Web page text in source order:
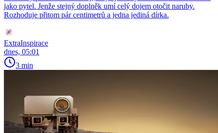
jako pytel. Jenže stejný doplněk umí celý dojem otočit naruby.
Rozhoduje přitom pár centimetrů a jedna jediná dírka.
ExtraInspirace
dnes, 05:01
3 min